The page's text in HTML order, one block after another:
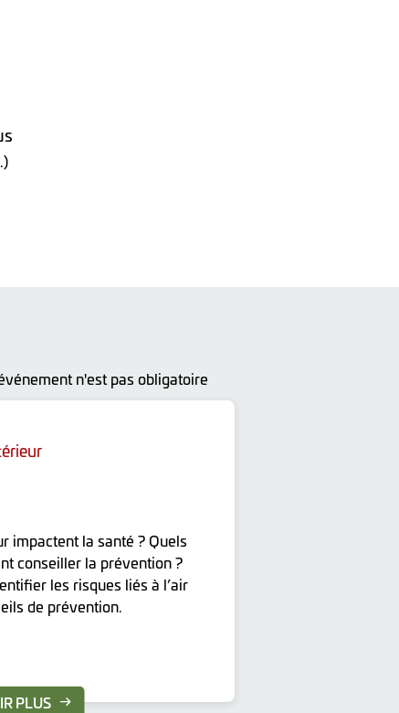
n'est pas obligatoire
impactent la santé ? Quels
conseiller la prévention ?
les risques liés à l’air
de prévention.
PLUS